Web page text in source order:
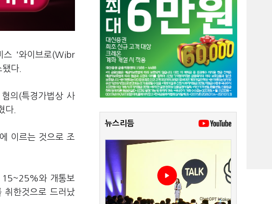
스 '와이브로(Wibr
다.
의(특경가법상 사
다.
이르는 것으로 조
15~25%와 개통보
한것으로 드러났
뉴스리듬